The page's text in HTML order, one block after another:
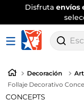
Disfruta envíos
Decoración
Follaje Decorativo
CONCEPTS